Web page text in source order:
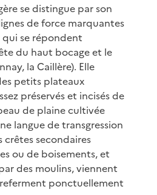
se distingue par son
de force marquantes
qui se répondent
du haut bocage et le
la Caillère). Elle
petits plateaux
préservés et incisés de
de plaine cultivée
langue de transgression
crêtes secondaires
ou de boisements, et
des moulins, viennent
ponctuellement